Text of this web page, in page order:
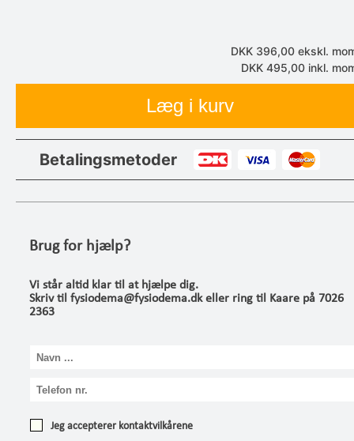
DKK 396,00 ekskl.
DKK 495,00 inkl.
Læg i kurv
Betalingsmetoder
Brug for hjælp?
Vi står altid klar til at hjælpe dig.
Skriv til fysiodema@fysiodema.dk eller ring til Kaare på 7026
2363
Jeg accepterer kontaktvilkårene